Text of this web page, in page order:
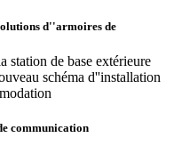
d''armoires de
station de base extérieure
schéma d''installation
communication